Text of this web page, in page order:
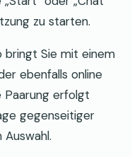
zu starten.
bringt Sie mit einem
ebenfalls online
Paarung erfolgt
gegenseitiger